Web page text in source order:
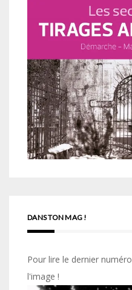
DANS TON MAG !
Pour lire le dernier
l'image !